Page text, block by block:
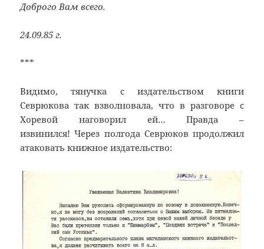
Доброго Вам всего.
24.09.85 г.
***
Видимо, тянучка с издательством книги
Севрюкова так взволновала, что в разговоре с
Хоревой наговорил ей… Правда –
извинился! Через полгода Севрюков продолжил
атаковать книжное издательство: